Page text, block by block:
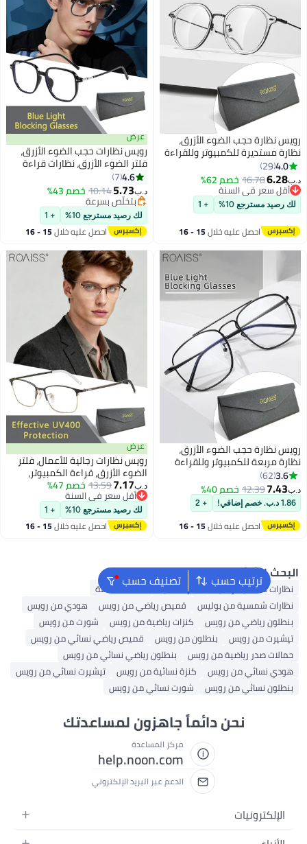
حجب الضوء الأزرق،
للكمبيوتر وللقراءة
والتلفزيون والهواتف بفلتر
نظارات الموضة
لإجهاد العين والصداع
والرجال، أسود
29
16.78خصم 62%
سعر في السنة
سعر في السنة
مسترجع 10% + 1
احصل عليه خلال 15 - 16
عرض
رويس نظارات حجب الضوء الأزرق،
فلتر الضوء الأزرق، نظارات قراءة
الكمبيوتر، الألعاب، الهواتف
التلفزيونية، نظارات مربعة أنيقة
مضادة لإجهاد العين والصداع للرجال
والنساء، أسود 52 مم
7
5.73
10.14خصم 43%
بتخلّص بسرعة
بتخلّص بسرعة
لك رصيد مسترجع 10% + 1
احصل عليه خلال 15 - 16
حجب الضوء الأزرق،
للكمبيوتر وللقراءة
والتلفزيون والهواتف بفلتر
نظارات الموضة
لإجهاد العين والصداع
أسود، 54 مم
62
12.39 خصم 40%
+ 2
احصل عليه خلال 15 - 16
عرض
رويس نظارات رجالية للأعمال، فلتر
الضوء الأزرق، قراءة الكمبيوتر،
الألعاب، التلفزيون، الهواتف، نظارات
مستطيلة، نظارات مضادة لإجهاد
العين، نظارات الصداع، نظارات
كلاسيكية، أسود ذهبية
7.17
13.59 خصم 47%
أقل سعر في السنة
أقل سعر في السنة
لك رصيد مسترجع 10% + 1
احصل عليه خلال 15 - 16
ترتيب حسب تصنيف حسب الشائع
شمسية رجالية نظارات ذكية
عدسات لاصقة
شمسية من بوليس
قميص رياضي من رويس
هودي من رويس
رياضي من رويس
كنزات رياضية من رويس
شورت من رويس
من رويس
بنطلون من رويس
قميص رياضي نسائي من رويس
صدر رياضية من رويس
بنطلون رياضي نسائي من رويس
نسائي من رويس
كنزة نسائية من رويس
تيشيرت نسائي من رويس
نسائي من رويس
شورت نسائي من رويس
نحن دائماً جاهزون لمساعدتك
مركز المساعدة
help.noon.com
الدعم عبر البريد الإلكتروني